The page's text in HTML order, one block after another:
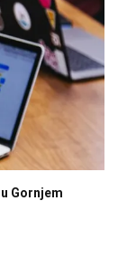
Gornjem